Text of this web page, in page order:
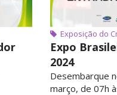
Exposição do
Expo
2024
Desembarque
março, de 07h